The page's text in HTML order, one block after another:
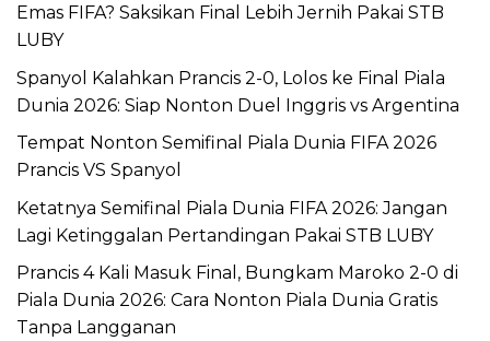
Emas FIFA? Saksikan Final Lebih Jernih Pakai STB
LUBY
Spanyol Kalahkan Prancis 2-0, Lolos ke Final Piala
Dunia 2026: Siap Nonton Duel Inggris vs Argentina
Tempat Nonton Semifinal Piala Dunia FIFA 2026
Prancis VS Spanyol
Ketatnya Semifinal Piala Dunia FIFA 2026: Jangan
Lagi Ketinggalan Pertandingan Pakai STB LUBY
Prancis 4 Kali Masuk Final, Bungkam Maroko 2-0 di
Piala Dunia 2026: Cara Nonton Piala Dunia Gratis
Tanpa Langganan